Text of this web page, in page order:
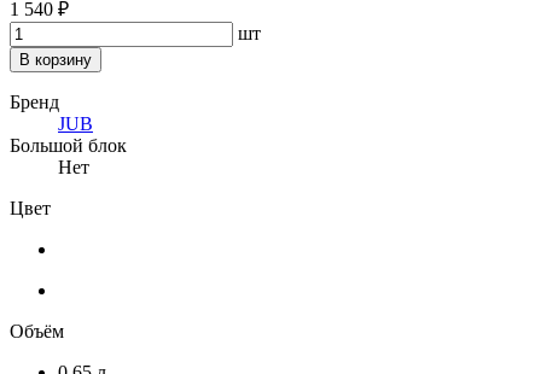
1 540 ₽
шт
В корзину
Бренд
JUB
Большой блок
Нет
Цвет
Объём